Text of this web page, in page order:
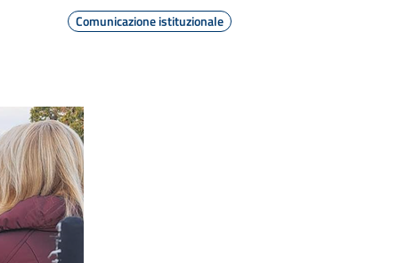
Comunicazione istituzionale